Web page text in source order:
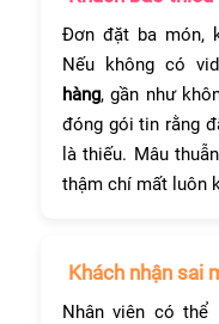
Đơn đặt ba món,
Nếu không có
hàng, gần như
đóng gói tin rằng
là thiếu. Mâu
thậm chí mất luôn
Khách nhận sai
Nhân viên có thể